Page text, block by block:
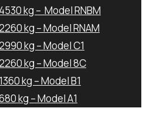
kg – Model RNBM
kg – Model RNAM
kg – Model C1
kg – Model 8C
kg – Model B1
kg – Model A1